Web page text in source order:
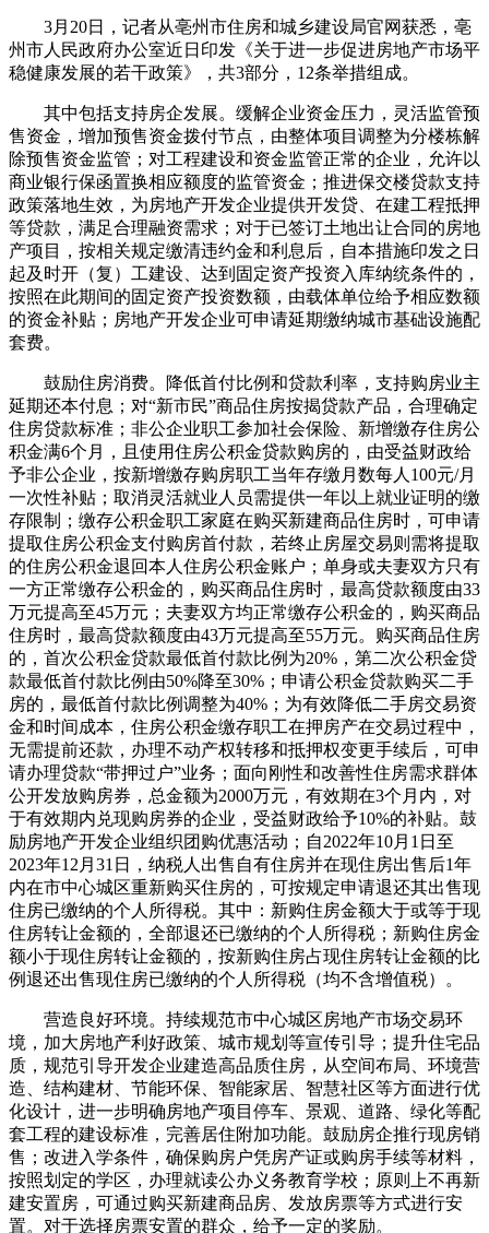
3月20日，记者从亳州市住房和城乡建设局官网获悉，亳
州市人民政府办公室近日印发《关于进一步促进房地产市场平
稳健康发展的若干政策》，共3部分，12条举措组成。
其中包括支持房企发展。缓解企业资金压力，灵活监管预
售资金，增加预售资金拨付节点，由整体项目调整为分楼栋解
除预售资金监管；对工程建设和资金监管正常的企业，允许以
商业银行保函置换相应额度的监管资金；推进保交楼贷款支持
政策落地生效，为房地产开发企业提供开发贷、在建工程抵押
等贷款，满足合理融资需求；对于已签订土地出让合同的房地
产项目，按相关规定缴清违约金和利息后，自本措施印发之日
起及时开（复）工建设、达到固定资产投资入库纳统条件的，
按照在此期间的固定资产投资数额，由载体单位给予相应数额
的资金补贴；房地产开发企业可申请延期缴纳城市基础设施配
套费。
鼓励住房消费。降低首付比例和贷款利率，支持购房业主
延期还本付息；对“新市民”商品住房按揭贷款产品，合理确定
住房贷款标准；非公企业职工参加社会保险、新增缴存住房公
积金满6个月，且使用住房公积金贷款购房的，由受益财政给
予非公企业，按新增缴存购房职工当年存缴月数每人100元/月
一次性补贴；取消灵活就业人员需提供一年以上就业证明的缴
存限制；缴存公积金职工家庭在购买新建商品住房时，可申请
提取住房公积金支付购房首付款，若终止房屋交易则需将提取
的住房公积金退回本人住房公积金账户；单身或夫妻双方只有
一方正常缴存公积金的，购买商品住房时，最高贷款额度由33
万元提高至45万元；夫妻双方均正常缴存公积金的，购买商品
住房时，最高贷款额度由43万元提高至55万元。购买商品住房
的，首次公积金贷款最低首付款比例为20%，第二次公积金贷
款最低首付款比例由50%降至30%；申请公积金贷款购买二手
房的，最低首付款比例调整为40%；为有效降低二手房交易资
金和时间成本，住房公积金缴存职工在押房产在交易过程中，
无需提前还款，办理不动产权转移和抵押权变更手续后，可申
请办理贷款“带押过户”业务；面向刚性和改善性住房需求群体
公开发放购房券，总金额为2000万元，有效期在3个月内，对
于有效期内兑现购房券的企业，受益财政给予10%的补贴。鼓
励房地产开发企业组织团购优惠活动；自2022年10月1日至
2023年12月31日，纳税人出售自有住房并在现住房出售后1年
内在市中心城区重新购买住房的，可按规定申请退还其出售现
住房已缴纳的个人所得税。其中：新购住房金额大于或等于现
住房转让金额的，全部退还已缴纳的个人所得税；新购住房金
额小于现住房转让金额的，按新购住房占现住房转让金额的比
例退还出售现住房已缴纳的个人所得税（均不含增值税）。
营造良好环境。持续规范市中心城区房地产市场交易环
境，加大房地产利好政策、城市规划等宣传引导；提升住宅品
质，规范引导开发企业建造高品质住房，从空间布局、环境营
造、结构建材、节能环保、智能家居、智慧社区等方面进行优
化设计，进一步明确房地产项目停车、景观、道路、绿化等配
套工程的建设标准，完善居住附加功能。鼓励房企推行现房销
售；改进入学条件，确保购房户凭房产证或购房手续等材料，
按照划定的学区，办理就读公办义务教育学校；原则上不再新
建安置房，可通过购买新建商品房、发放房票等方式进行安
置。对于选择房票安置的群众，给予一定的奖励。